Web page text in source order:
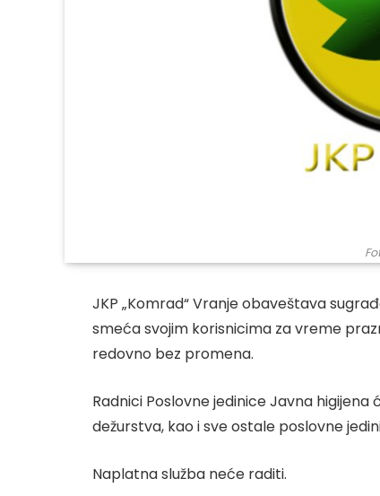
JKP „Komrad“ Vranje obaveštava
smeća svojim korisnicima za vreme
redovno bez promena.
Radnici Poslovne jedinice Javna
dežurstva, kao i sve ostale poslovne
Naplatna služba neće raditi.